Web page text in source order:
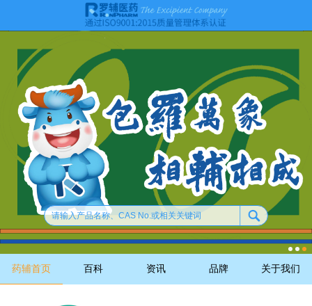
药辅首页 百科 资讯 品牌 关于我们